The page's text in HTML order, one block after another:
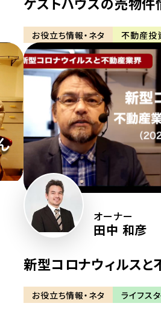
お役立ち情報・ネタ 不動産投
オーナー
田中 和彦
新型コロナウィルスと
お役立ち情報・ネタ ライフス